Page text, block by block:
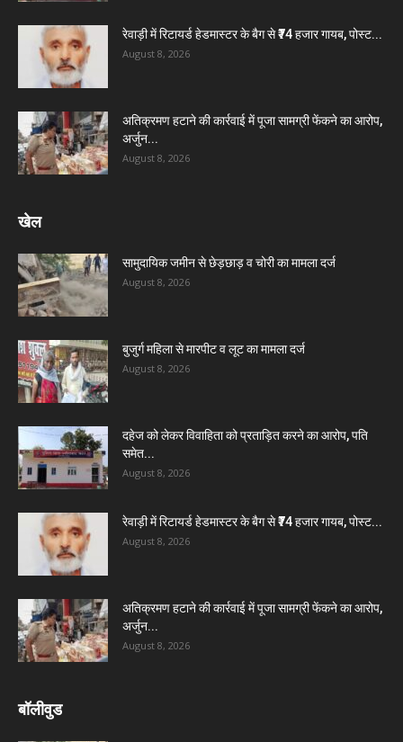
रेवाड़ी में रिटायर्ड हेडमास्टर के बैग से ₹74 हजार गायब, पोस्ट...
August 8, 2026
अतिक्रमण हटाने की कार्रवाई में पूजा सामग्री फेंकने का आरोप,
अर्जुन...
August 8, 2026
खेल
सामुदायिक जमीन से छेड़छाड़ व चोरी का मामला दर्ज
August 8, 2026
बुजुर्ग महिला से मारपीट व लूट का मामला दर्ज
August 8, 2026
दहेज को लेकर विवाहिता को प्रताड़ित करने का आरोप, पति
समेत...
August 8, 2026
रेवाड़ी में रिटायर्ड हेडमास्टर के बैग से ₹74 हजार गायब, पोस्ट...
August 8, 2026
अतिक्रमण हटाने की कार्रवाई में पूजा सामग्री फेंकने का आरोप,
अर्जुन...
August 8, 2026
बॉलीवुड